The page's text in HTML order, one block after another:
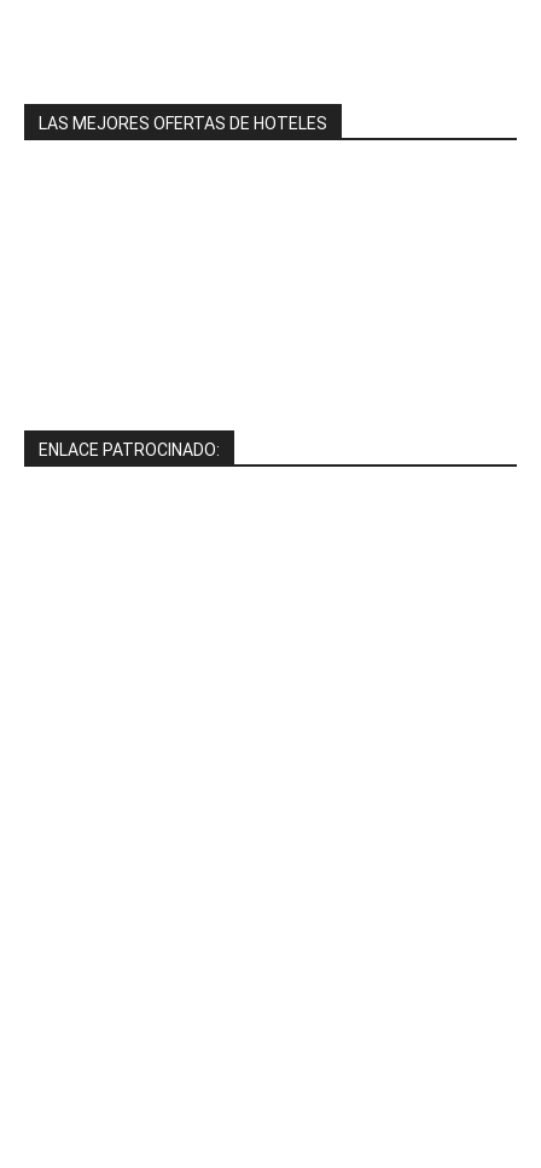
LAS MEJORES OFERTAS DE HOTELES
ENLACE PATROCINADO: